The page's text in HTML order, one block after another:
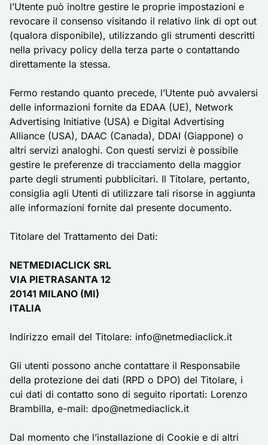
l’Utente può inoltre gestire le proprie impostazioni e
revocare il consenso visitando il relativo link di opt out
(qualora disponibile), utilizzando gli strumenti descritti
nella privacy policy della terza parte o contattando
direttamente la stessa.
Fermo restando quanto precede, l’Utente può avvalersi
delle informazioni fornite da EDAA (UE), Network
Advertising Initiative (USA) e Digital Advertising
Alliance (USA), DAAC (Canada), DDAI (Giappone) o
altri servizi analoghi. Con questi servizi è possibile
gestire le preferenze di tracciamento della maggior
parte degli strumenti pubblicitari. Il Titolare, pertanto,
consiglia agli Utenti di utilizzare tali risorse in aggiunta
alle informazioni fornite dal presente documento.
Titolare del Trattamento dei Dati:
NETMEDIACLICK SRL
VIA PIETRASANTA 12
20141 MILANO (MI)
ITALIA
Indirizzo email del Titolare: info@netmediaclick.it
Gli utenti possono anche contattare il Responsabile
della protezione dei dati (RPD o DPO) del Titolare, i
cui dati di contatto sono di seguito riportati: Lorenzo
Brambilla, e-mail: dpo@netmediaclick.it
Dal momento che l’installazione di Cookie e di altri